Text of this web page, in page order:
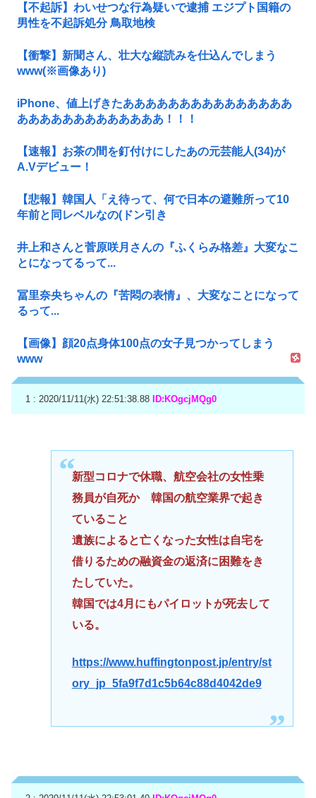
【不起訴】わいせつな行為疑いで逮捕 エジプト国籍の
男性を不起訴処分 鳥取地検
【衝撃】新聞さん、壮大な縦読みを仕込んでしまう
www(※画像あり)
iPhone、値上げきたあああああああああああああああ
あああああああああああああ！！！
【速報】お茶の間を釘付けにしたあの元芸能人(34)が
A.Vデビュー！
【悲報】韓国人「え待って、何で日本の避難所って10
年前と同レベルなの(ドン引き
井上和さんと菅原咲月さんの『ふくらみ格差』大変なこ
とになってるって...
冨里奈央ちゃんの『苦悶の表情』、大変なことになって
るって...
【画像】顔20点身体100点の女子見つかってしまう
www
1 : 2020/11/11(水) 22:51:38.88 ID:KOgcjMQg0
新型コロナで休職、航空会社の女性乗
務員が自死か 韓国の航空業界で起き
ていること
遺族によると亡くなった女性は自宅を
借りるための融資金の返済に困難をき
たしていた。
韓国では4月にもパイロットが死去して
いる。
https://www.huffingtonpost.jp/entry/st
ory_jp_5fa9f7d1c5b64c88d4042de9